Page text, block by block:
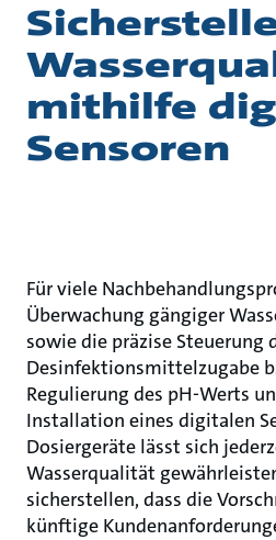
mithilfe
Sensoren
Für viele
Überwachung gängiger
sowie die präzise Steuerung
Desinfektionsmittelzugabe
Regulierung des pH-Werts
Installation eines digitalen
Dosiergeräte lässt sich
Wasserqualität
sicherstellen, dass die
künftige